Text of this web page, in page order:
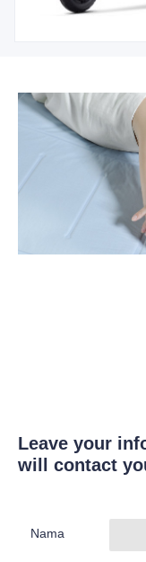
Leave your
will contact
Nama